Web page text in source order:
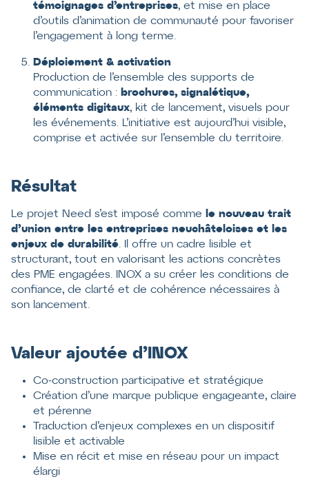
témoignages d’entreprises, et mise en place
d’outils d’animation de communauté pour favoriser
l’engagement à long terme.
Déploiement & activation
Production de l’ensemble des supports de
communication : brochures, signalétique,
éléments digitaux, kit de lancement, visuels pour
les événements. L’initiative est aujourd’hui visible,
comprise et activée sur l’ensemble du territoire.
Résultat
Le projet Need s’est imposé comme
le nouveau trait
d’union entre les entreprises neuchâteloises et les
enjeux de durabilité. Il offre un cadre lisible et
structurant, tout en valorisant les actions concrètes
des PME engagées. INOX a su créer les conditions de
confiance, de clarté et de cohérence nécessaires à
son lancement.
Valeur ajoutée d’INOX
Co-construction participative et stratégique
Création d’une marque publique engageante, claire
et pérenne
Traduction d’enjeux complexes en un dispositif
lisible et activable
Mise en récit et mise en réseau pour un impact
élargi